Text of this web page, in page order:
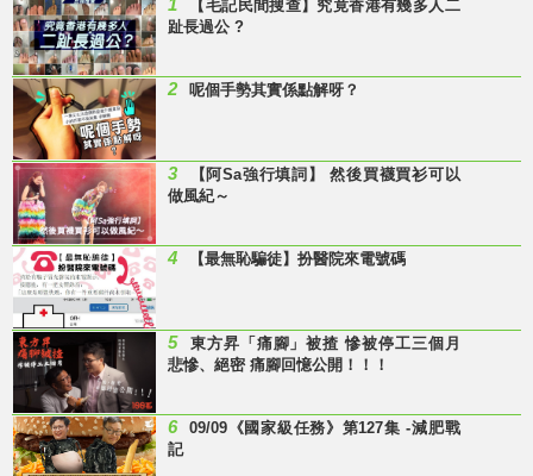
1
【毛記民間搜查】究竟香港有幾多人二
趾長過公 ?
2 呢個手勢其實係點解呀？
3
【阿Sa強行填詞】 然後買襪買衫可以
做風紀～
4 【最無恥騙徒】扮醫院來電號碼
5
東方昇「痛腳」被揸 慘被停工三個月
悲慘、絕密 痛腳回憶公開！！！
6
09/09《國家級任務》第127集 -減肥戰
記